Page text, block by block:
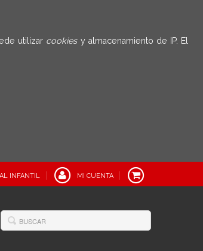
utilizar cookies y almacenamiento de IP. El
INFANTIL MI CUENTA